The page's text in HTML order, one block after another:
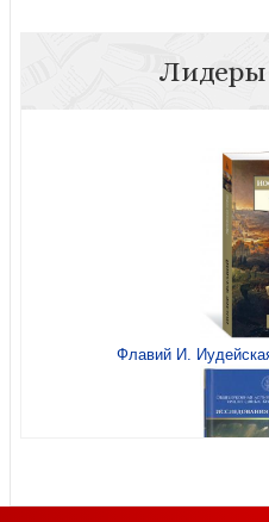
Иосиф Бродский как
Флавий И.